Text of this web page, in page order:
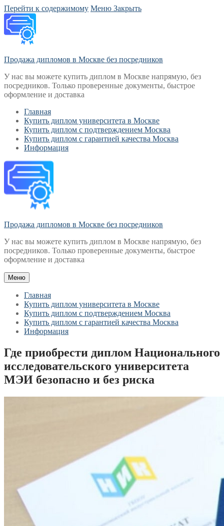
Перейти к содержимому Меню Закрыть
Продажа дипломов в Москве без посредников
У нас вы можете купить диплом в Москве напрямую, без
посредников. Только проверенные документы, быстрое
оформление и доставка
Главная
Купить диплом университета в Москве
Купить диплом с подтверждением Москва
Купить диплом с гарантией качества Москва
Информация
Продажа дипломов в Москве без посредников
У нас вы можете купить диплом в Москве напрямую, без
посредников. Только проверенные документы, быстрое
оформление и доставка
Меню
Главная
Купить диплом университета в Москве
Купить диплом с подтверждением Москва
Купить диплом с гарантией качества Москва
Информация
Где приобрести диплом Национального
исследовательского университета
МЭИ безопасно и без риска